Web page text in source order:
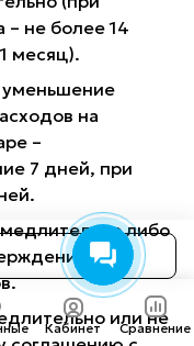
– не более 14
месяц).
уменьшение
на
–
7 дней, при
либо
или не
Кабинет Сравнение